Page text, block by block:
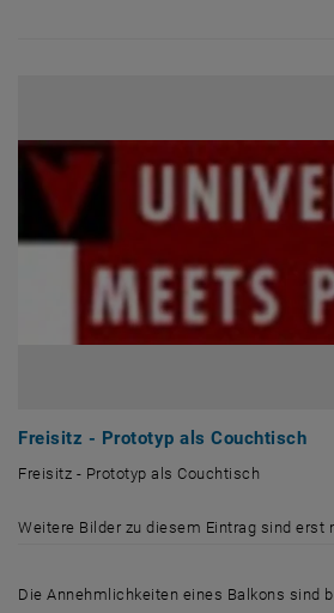
Freisitz - Prototyp als Couchtisch
Freisitz - Prototyp als Couchtisch
Weitere Bilder zu diesem Eintrag sind erst
Die Annehmlichkeiten eines Balkons sind